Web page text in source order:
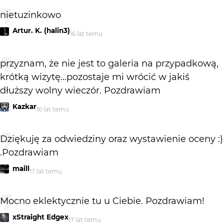
nietuzinkowo
Artur. K. (halin3)16 lat temu
przyznam, że nie jest to galeria na przypadkową,
krótką wizytę...pozostaje mi wrócić w jakiś
dłuższy wolny wieczór. Pozdrawiam
Kazkar16 lat temu
Dziękuję za odwiedziny oraz wystawienie oceny :)
.Pozdrawiam
maill 17 lat temu
Mocno eklektycznie tu u Ciebie. Pozdrawiam!
xStraight Edgex17 lat temu